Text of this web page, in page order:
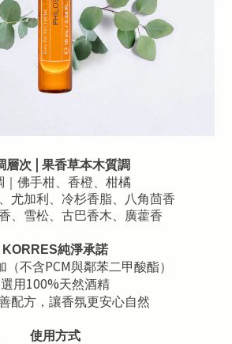
層次 | 果香草本木質調
佛手柑 、香橙
柑橘
尤加利、冷杉香脂
八角茴香
、雪松、古巴香木 、廣藿香
KORRES純淨承諾
（不含PCM與鄰苯二甲酸酯）
選用 100%天然酒精
配方，讓香氛更安心自然
使用方式